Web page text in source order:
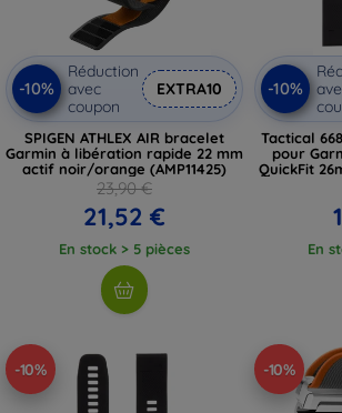
-10%
Réduction
avec
coupon
EXTRA10
SPIGEN ATHLEX AIR bracelet
Garmin à libération rapide 22 mm
actif noir/orange (AMP11425)
23,90 €
21,52 €
En stock > 5 pièces
-10%
Tactical
pour
QuickFit
En
-10% -10%